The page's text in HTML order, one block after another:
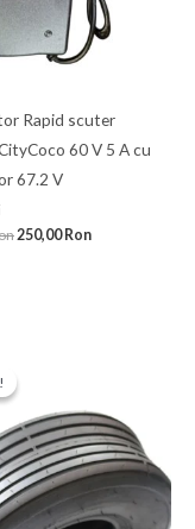
Rapid scuter
60 V 5 A cu
67.2 V
250,00 Ron
a
fost:
350,00 Ron.
250,00 Ron.